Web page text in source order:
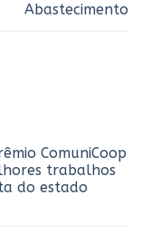
Abastecimento
ComuniCoop
trabalhos
do estado